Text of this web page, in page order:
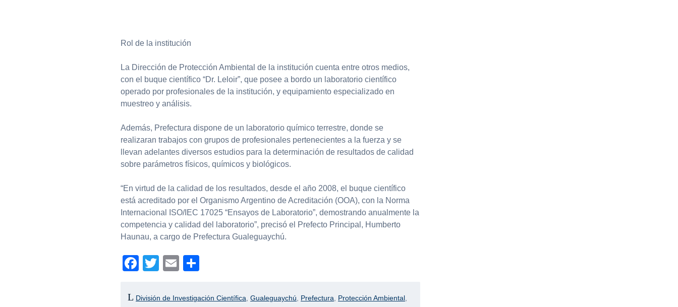
Rol de la institución
La Dirección de Protección Ambiental de la institución cuenta entre otros medios,
con el buque científico “Dr. Leloir”, que posee a bordo un laboratorio científico
operado por profesionales de la institución, y equipamiento especializado en
muestreo y análisis.
Además, Prefectura dispone de un laboratorio químico terrestre, donde se
realizaran trabajos con grupos de profesionales pertenecientes a la fuerza y se
llevan adelantes diversos estudios para la determinación de resultados de calidad
sobre parámetros físicos, químicos y biológicos.
“En virtud de la calidad de los resultados, desde el año 2008, el buque científico
está acreditado por el Organismo Argentino de Acreditación (OOA), con la Norma
Internacional ISO/IEC 17025 “Ensayos de Laboratorio”, demostrando anualmente la
competencia y calidad del laboratorio”, precisó el Prefecto Principal, Humberto
Haunau, a cargo de Prefectura Gualeguaychú.
Facebook
TwitterEmail
División de Investigación Científica ,Gualeguaychú Prefectura Protección Ambiental